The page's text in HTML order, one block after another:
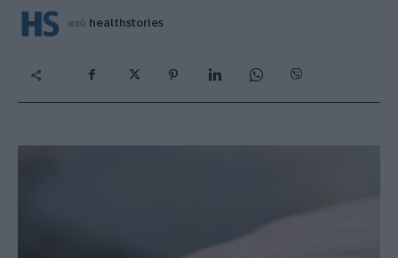
από healthstories